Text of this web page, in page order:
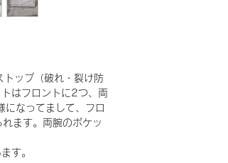
トップ（破れ・裂け防
はフロントに2つ、両
になってまして、フロ
ます。両腕のポケッ
す。